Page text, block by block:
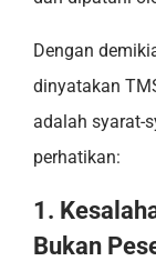
Dengan
dinyatakan
adalah syarat-
perhatikan:
1.
Bukan